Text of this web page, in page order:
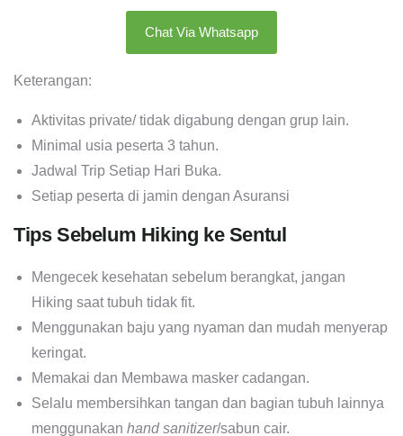
Chat Via Whatsapp
Keterangan:
Aktivitas private/ tidak digabung dengan grup lain.
Minimal usia peserta 3 tahun.
Jadwal Trip Setiap Hari Buka.
Setiap peserta di jamin dengan Asuransi
Tips Sebelum Hiking ke Sentul
Mengecek kesehatan sebelum berangkat, jangan
Hiking saat tubuh tidak fit.
Menggunakan baju yang nyaman dan mudah menyerap
keringat.
Memakai dan Membawa masker cadangan.
Selalu membersihkan tangan dan bagian tubuh lainnya
menggunakan hand sanitizer/sabun cair.